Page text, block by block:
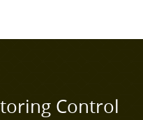
Control